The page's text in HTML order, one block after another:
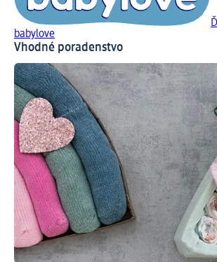
babylove
Vhodné poradenstvo